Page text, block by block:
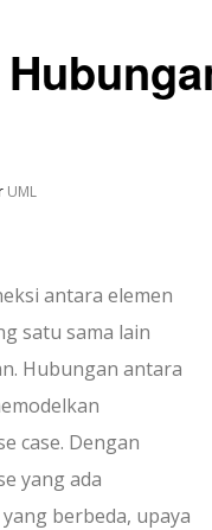
UML
antara elemen
satu sama lain
Hubungan antara
case. Dengan
yang ada
berbeda, upaya